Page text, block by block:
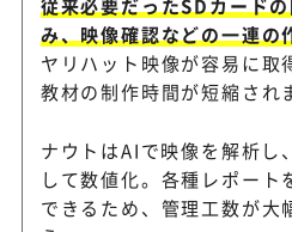
み、映像確認などの一連の
ヤリハット映像が容易に取
教材の制作時間が短縮され
ナウトはAIで映像を解析し
して数値化。各種レポート
できるため、管理工数が大